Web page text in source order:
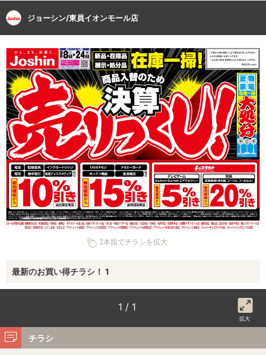
ジョーシン/東員イオンモール店
2本指でチラシを拡大
最新のお買い得チラシ！ 1
1 / 1
拡大
チラシ